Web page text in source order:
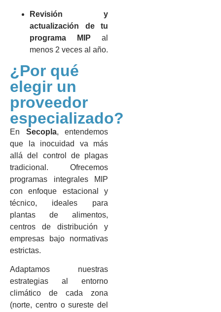
Revisión y
actualización de tu
programa MIP al
menos 2 veces al año.
¿Por qué
elegir un
proveedor
especializado?
En Secopla, entendemos
que la inocuidad va más
allá del control de plagas
tradicional. Ofrecemos
programas integrales MIP
con enfoque estacional y
técnico, ideales para
plantas de alimentos,
centros de distribución y
empresas bajo normativas
estrictas.
Adaptamos nuestras
estrategias al entorno
climático de cada zona
(norte, centro o sureste del